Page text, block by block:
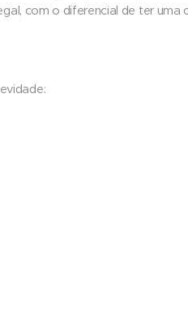
com o diferencial de ter